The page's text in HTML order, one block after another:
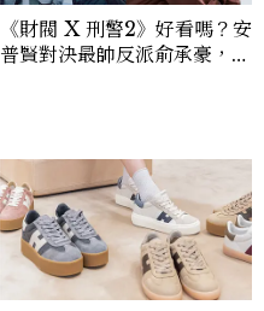
《財閥 X 刑警2》好看嗎？安
普賢對決最帥反派俞承豪，鄭